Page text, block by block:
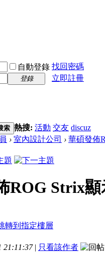
自動登錄 找回密碼
登錄
立即註冊
索 熱搜: 活動 交友 discuz
› 室內設計公司 › 華碩發佈
ROG Strix
21:11:37 | 只看該作者